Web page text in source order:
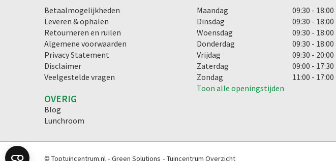
Betaalmogelijkheden
Leveren & ophalen
Retourneren en ruilen
Algemene voorwaarden
Privacy Statement
Disclaimer
Veelgestelde vragen
OVERIG
Blog
Lunchroom
Maandag
09:30 - 18:00
Dinsdag
09:30 - 18:00
Woensdag
09:30 - 18:00
Donderdag
09:30 - 18:00
Vrijdag
09:30 - 20:00
Zaterdag
09:00 - 17:30
Zondag
11:00 - 17:00
Toon alle openingstijden
© Toptuincentrum.nl Green Solutions Tuincentrum Overzicht